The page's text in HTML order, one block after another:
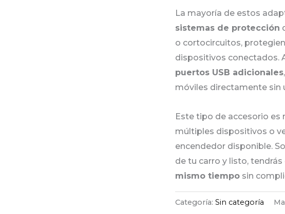
La mayoría de estos
sistemas de protección
o cortocircuitos,
dispositivos conectados.
puertos USB adicionales
móviles directamente sin
Este tipo de accesorio es
múltiples dispositivos o
encendedor disponible.
de tu carro y listo, tendrás
mismo tiempo sin
Categoría:Sin categoría